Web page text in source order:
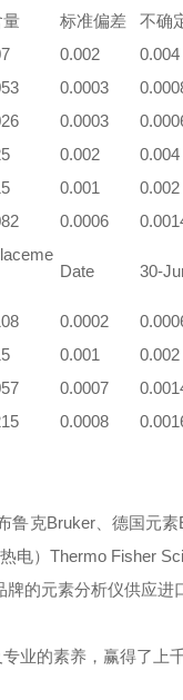
量 标准偏差 不确
0.002 0.004
0.0003
0.0003
0.002 0.004
0.001 0.002
0.0006
Date 30-
0.0002
0.001 0.002
0.0007
0.0008
克Bruker、德国元
电）Thermo Fisher
的元素分析仪供应进
业的素养，赢得了上